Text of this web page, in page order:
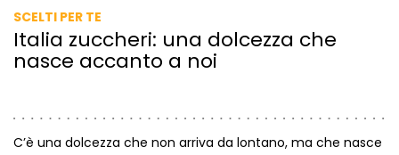
SCELTI PER TE
Italia zuccheri: una dolcezza che
nasce accanto a noi
C’è una dolcezza che non arriva da lontano, ma che nasce